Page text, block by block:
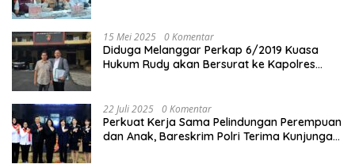
15 Mei 2025 0 Komentar
Diduga Melanggar Perkap 6/2019 Kuasa
Hukum Rudy akan Bersurat ke Kapolres
22 Juli 2025 0 Komentar
Perkuat Kerja Sama Pelindungan Perempuan
dan Anak, Bareskrim Polri Terima Kunjungan